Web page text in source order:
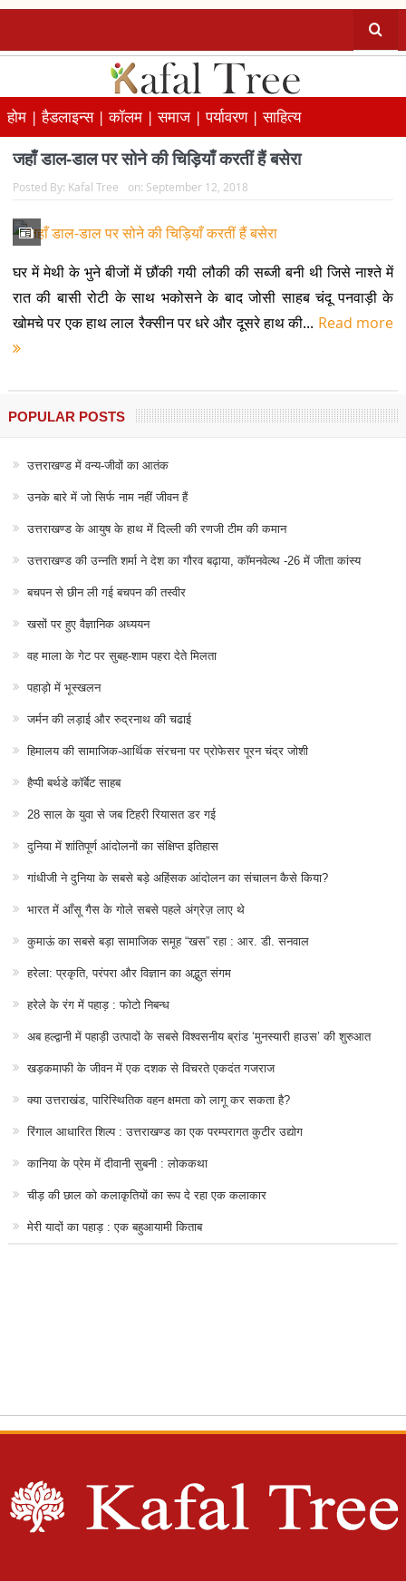
होम |हैडलाइन्स |कॉलम |समाज |पर्यावरण |साहित्य
जहाँ डाल-डाल पर सोने की चिड़ियाँ करतीं हैं बसेरा
Posted By: Kafal Tree on: September 12, 2018
घर में मेथी के भुने बीजों में छौंकी गयी लौकी की सब्जी बनी थी जिसे नाश्ते में
रात की बासी रोटी के साथ भकोसने के बाद जोसी साहब चंदू पनवाड़ी के
खोमचे पर एक हाथ लाल रैक्सीन पर धरे और दूसरे हाथ की... Read more
POPULAR POSTS
उत्तराखण्ड में वन्य-जीवों का आतंक
उनके बारे में जो सिर्फ नाम नहीं जीवन हैं
उत्तराखण्ड के आयुष के हाथ में दिल्ली की रणजी टीम की कमान
उत्तराखण्ड की उन्नति शर्मा ने देश का गौरव बढ़ाया, कॉमनवेल्थ -26 में जीता कांस्य
बचपन से छीन ली गई बचपन की तस्वीर
खसों पर हुए वैज्ञानिक अध्ययन
वह माला के गेट पर सुबह-शाम पहरा देते मिलता
पहाड़ो में भूस्खलन
जर्मन की लड़ाई और रुद्रनाथ की चढाई
हिमालय की सामाजिक-आर्थिक संरचना पर प्रोफेसर पूरन चंद्र जोशी
हैप्पी बर्थडे कॉर्बेट साहब
28 साल के युवा से जब टिहरी रियासत डर गई
दुनिया में शांतिपूर्ण आंदोलनों का संक्षिप्त इतिहास
गांधीजी ने दुनिया के सबसे बड़े अहिंसक आंदोलन का संचालन कैसे किया?
भारत में आँसू गैस के गोले सबसे पहले अंग्रेज़ लाए थे
कुमाऊं का सबसे बड़ा सामाजिक समूह “खस” रहा : आर. डी. सनवाल
हरेला: प्रकृति, परंपरा और विज्ञान का अद्भुत संगम
हरेले के रंग में पहाड़ : फोटो निबन्ध
अब हल्द्वानी में पहाड़ी उत्पादों के सबसे विश्वसनीय ब्रांड ‘मुनस्यारी हाउस’ की शुरुआत
खड़कमाफी के जीवन में एक दशक से विचरते एकदंत गजराज
क्या उत्तराखंड, पारिस्थितिक वहन क्षमता को लागू कर सकता है?
रिंगाल आधारित शिल्प : उत्तराखण्ड का एक परम्परागत कुटीर उद्योग
कानिया के प्रेम में दीवानी सुबनी : लोककथा
चीड़ की छाल को कलाकृतियों का रूप दे रहा एक कलाकार
मेरी यादों का पहाड़ : एक बहुआयामी किताब